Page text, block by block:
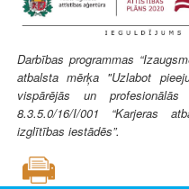
Darbības programmas
atbalsta mērķa "Uzlabot
vispārējās un
8.3.5.0/16/I/001 “Karjeras
izglītības iestādēs”.